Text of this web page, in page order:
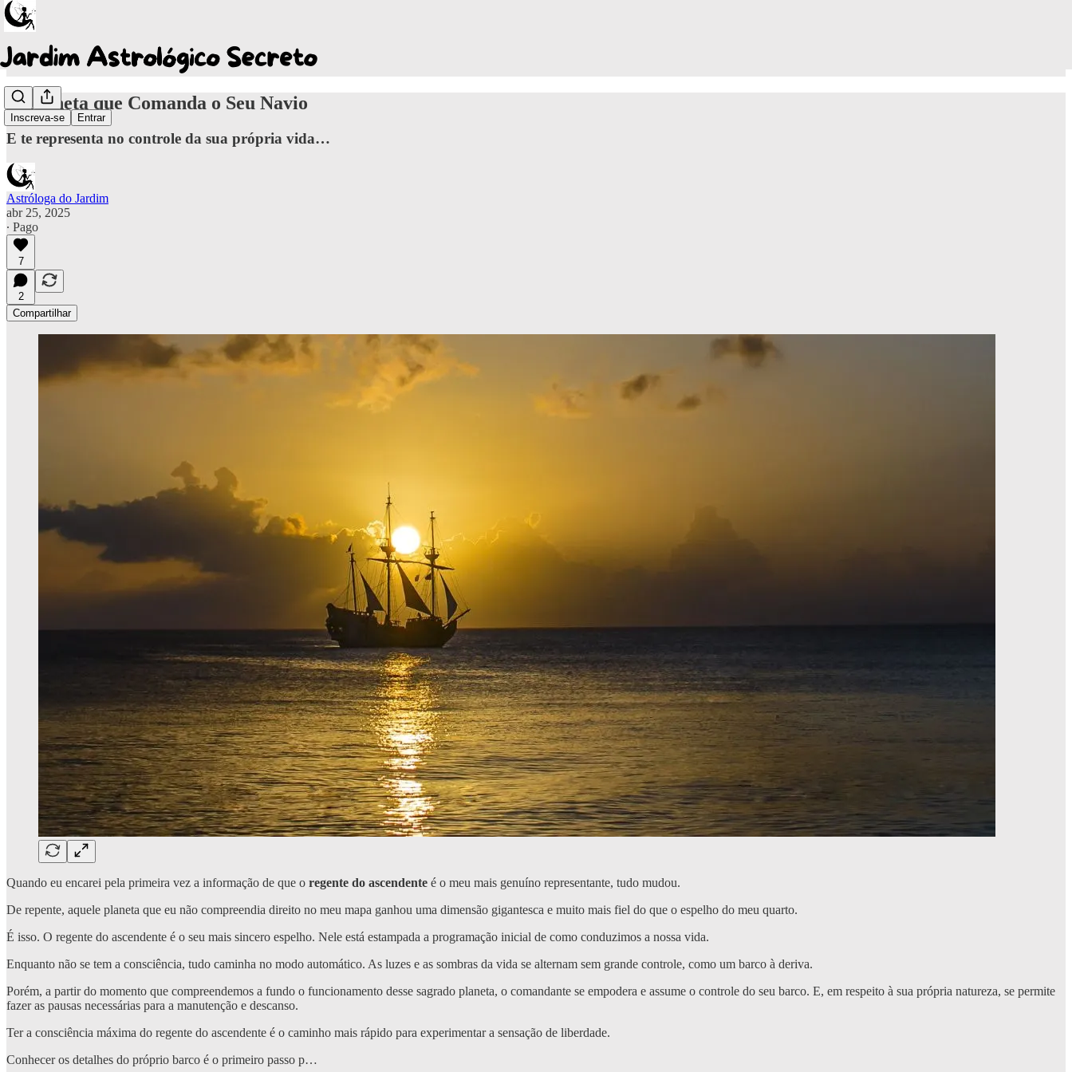
Inscreva-se Entrar
O Planeta que Comanda o Seu Navio
E te representa no controle da sua própria vida…
Astróloga do Jardim
abr 25, 2025
∙ Pago
7
2
Compartilhar
Quando eu encarei pela primeira vez a informação de que o regente do ascendente é o meu mais genuíno representante, tudo mudou.
De repente, aquele planeta que eu não compreendia direito no meu mapa ganhou uma dimensão gigantesca e muito mais fiel do que o espelho do meu quarto.
É isso. O regente do ascendente é o seu mais sincero espelho. Nele está estampada a programação inicial de como conduzimos a nossa vida.
Enquanto não se tem a consciência, tudo caminha no modo automático. As luzes e as sombras da vida se alternam sem grande controle, como um barco à deriva.
Porém, a partir do momento que compreendemos a fundo o funcionamento desse sagrado planeta, o comandante se empodera e assume o controle do seu barco. E, em respeito à sua própria natureza, se permite
fazer as pausas necessárias para a manutenção e descanso.
Ter a consciência máxima do regente do ascendente é o caminho mais rápido para experimentar a sensação de liberdade.
Conhecer os detalhes do próprio barco é o primeiro passo p…